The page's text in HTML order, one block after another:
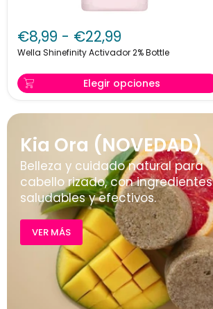
Shinefinity
Activador
2%
€8,99 - €22,99
Wella Shinefinity Activador 2% Bottle
Elegir opciones
Kia Ora (NOVEDAD)
Belleza y cuidado natural para
cabello rizado, con ingredientes
saludables y efectivos.
VER MÁS